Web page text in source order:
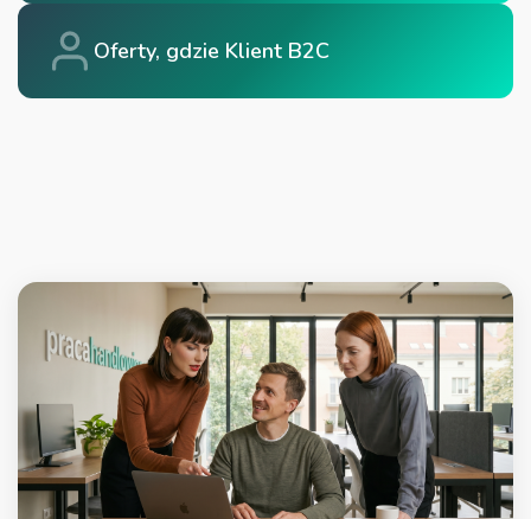
Oferty, gdzie Klient B2C